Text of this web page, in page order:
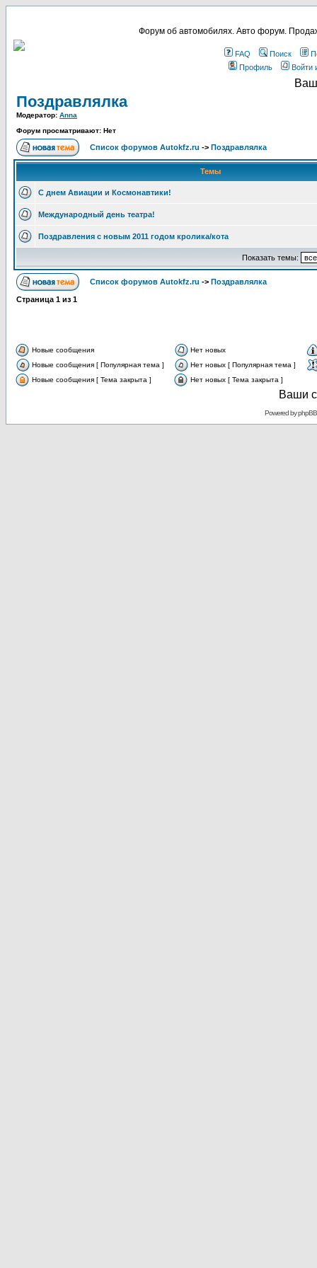
Форум об автомобилях. Авто форум.
FAQ Поиск
Профиль
Войти
Поздравлялка
Модератор: Anna
Форум просматривают: Нет
Список форумов Autokfz.ru -> Поздравлялка
Темы
С днем Авиации и Космонавтики!
Международный день театра!
Поздравления с новым 2011 годом кролика/кота
Показать темы:
Список форумов Autokfz.ru -> Поздравлялка
Страница 1 из 1
Новые сообщения
Нет новых
Новые сообщения [ Популярная тема ]
Нет новых [ Популярная тема ]
Новые сообщения [ Тема закрыта ]
Нет новых [ Тема закрыта ]
Ваши
Powered byphpBB